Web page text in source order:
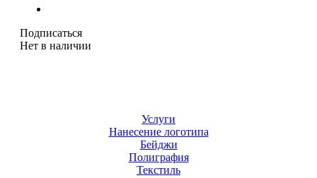
Подписаться
Нет в наличии
Услуги
Нанесение логотипа
Бейджи
Полиграфия
Текстиль